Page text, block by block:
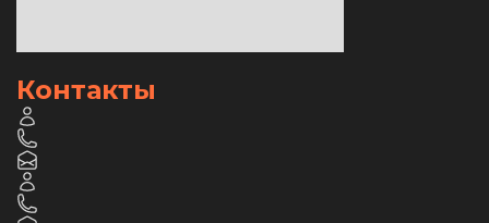
Контакты